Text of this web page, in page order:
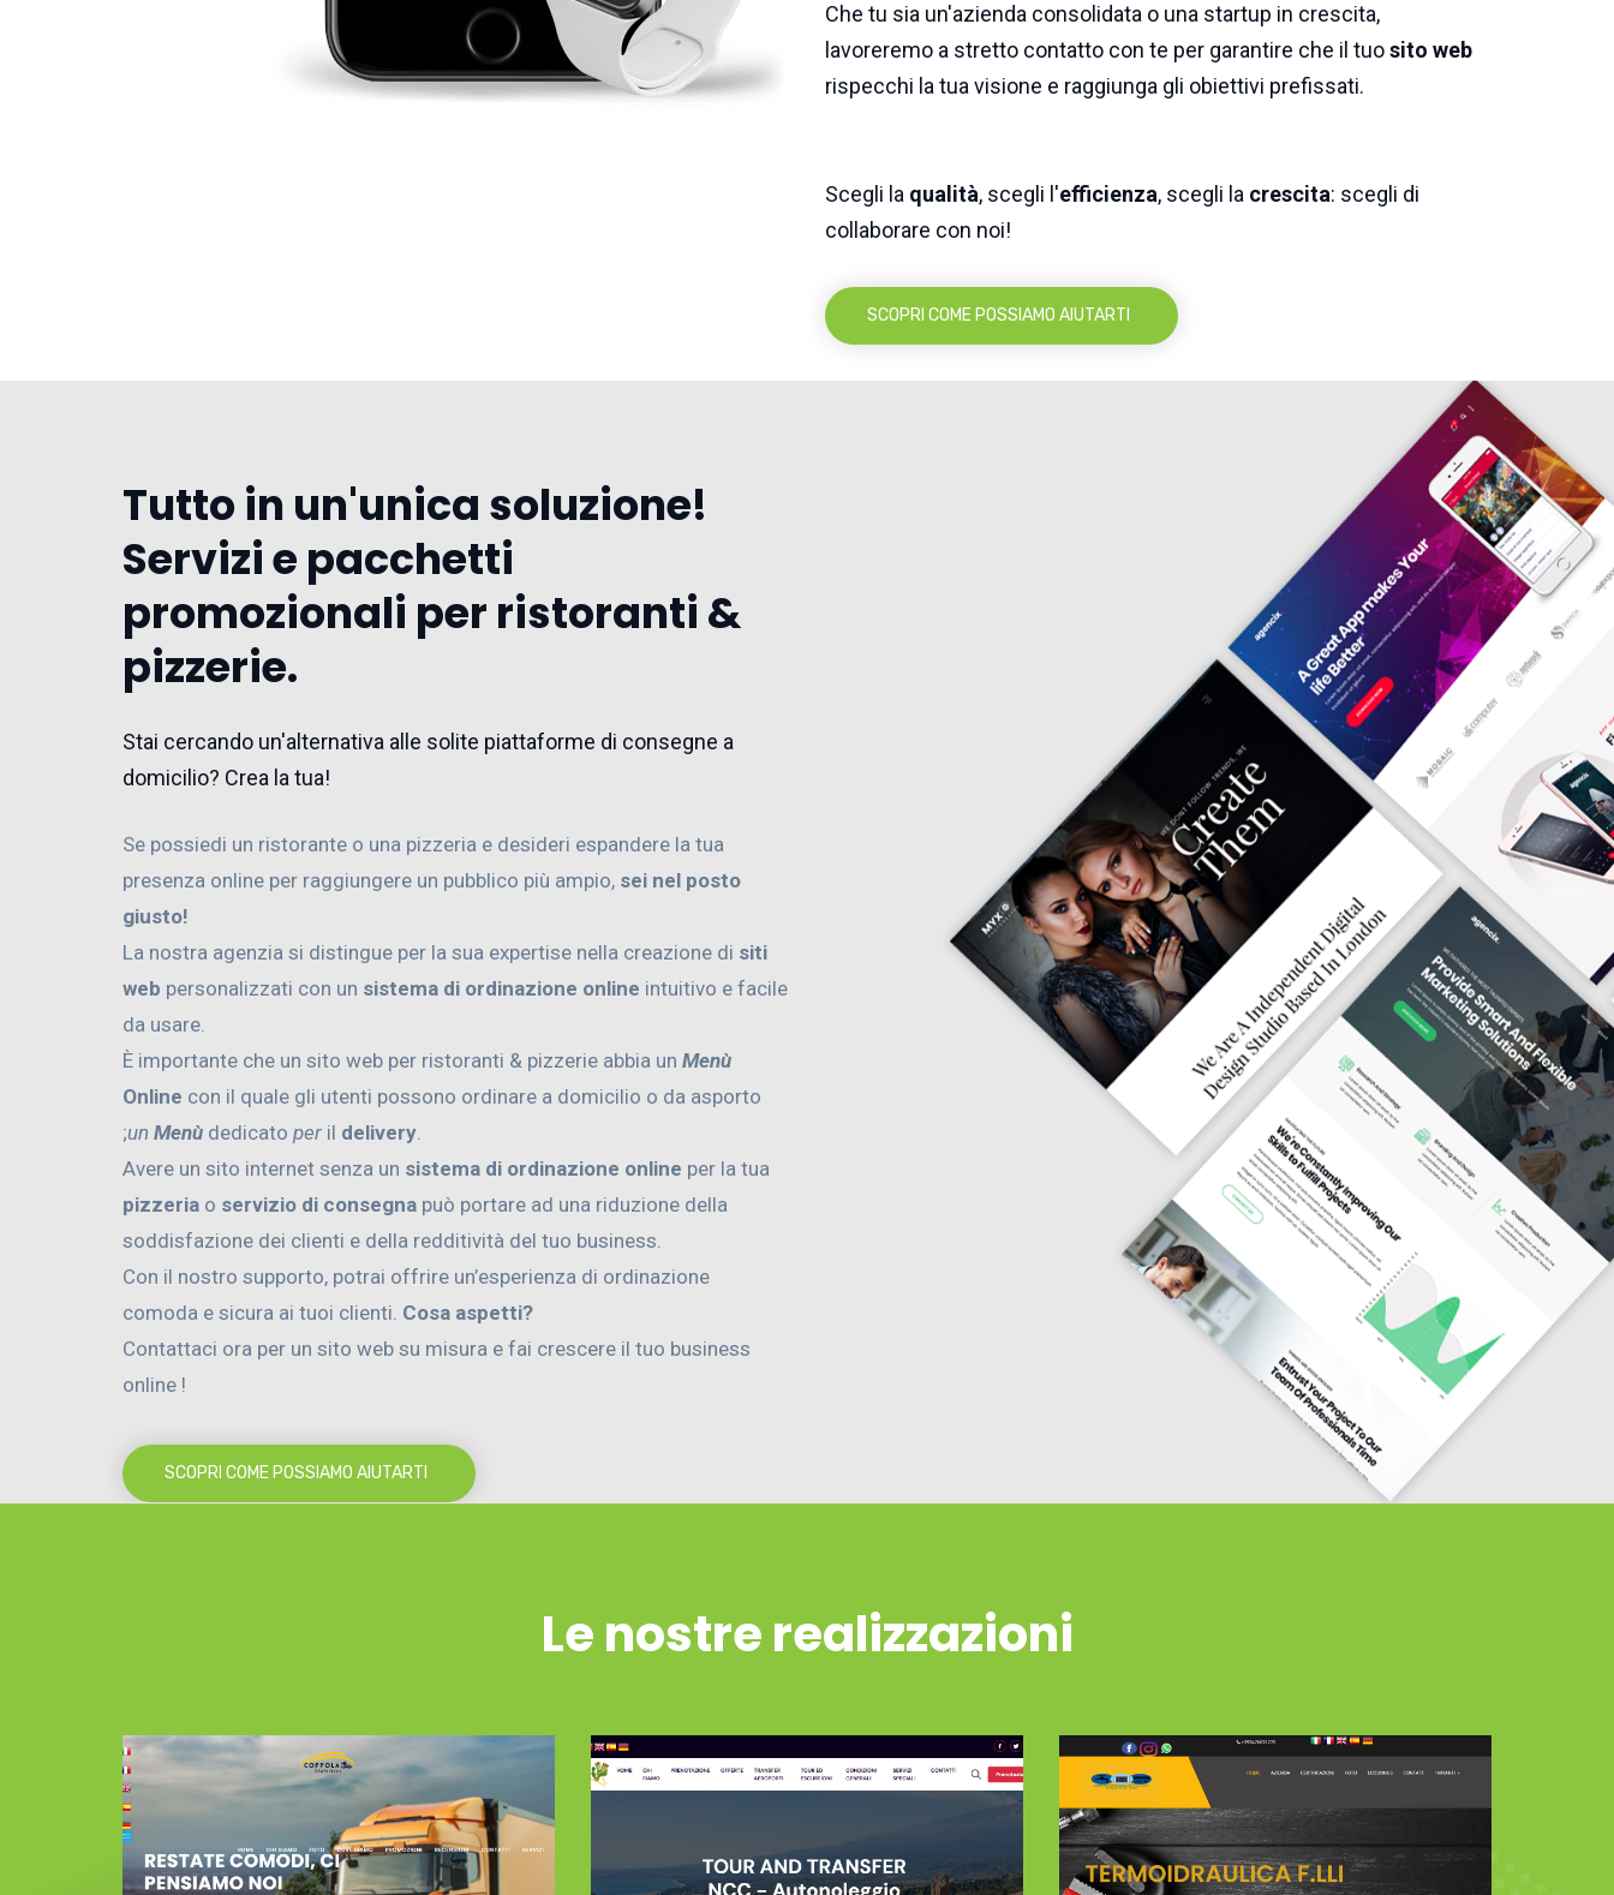
Che tu sia un'azienda consolidata o una startup in crescita,
lavoreremo a stretto contatto con te per garantire che il tuosito web
rispecchi la tua visione e raggiunga gli obiettivi prefissati.
Scegli la qualità, scegli l'efficienza, scegli la crescita: scegli di
collaborare con noi!
SCOPRI COME POSSIAMO AIUTARTI
Tutto in un'unica soluzione!
Servizi e pacchetti
promozionali per ristoranti &
pizzerie.
Stai cercando un'alternativa alle solite piattaforme di consegne a
domicilio? Crea la tua!
Se possiedi un ristorante o una pizzeria e desideri espandere la tua
presenza online per raggiungere un pubblico più ampio, sei nel posto
giusto!
La nostra agenzia si distingue per la sua expertise nella creazione di siti
web personalizzati con un sistema di ordinazione online intuitivo e facile
da usare.
È importante che un sito web per ristoranti & pizzerie abbia un Menù
Online con il quale gli utenti possono ordinare a domicilio o da asporto
;un Menù dedicato per il delivery.
Avere un sito internet senza un sistema di ordinazione online per la tua
pizzeria o servizio di consegna può portare ad una riduzione della
soddisfazione dei clienti e della redditività del tuo business.
Con il nostro supporto, potrai offrire un’esperienza di ordinazione
comoda e sicura ai tuoi clienti. Cosa aspetti?
Contattaci ora per un sito web su misura e fai crescere il tuo business
online !
SCOPRI COME POSSIAMO AIUTARTI
Le nostre realizzazioni